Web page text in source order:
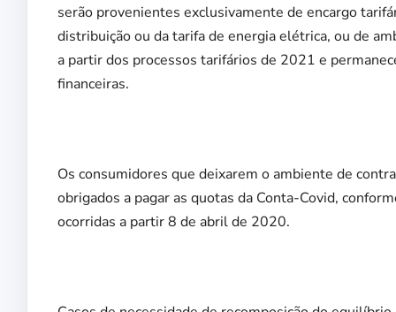
serão provenientes exclusivamente de encargo
distribuição ou da tarifa de energia elétrica, ou de
a partir dos processos tarifários de 2021 e
financeiras.
Os consumidores que deixarem o ambiente de
obrigados a pagar as quotas da Conta-Covid,
ocorridas a partir 8 de abril de 2020.